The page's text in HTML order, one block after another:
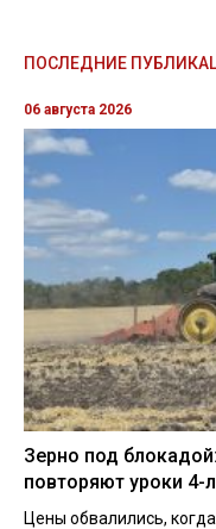
ПОСЛЕДНИЕ
06 августа 2026
Зерно под
повторяют уроки 4-
Цены обвалились,